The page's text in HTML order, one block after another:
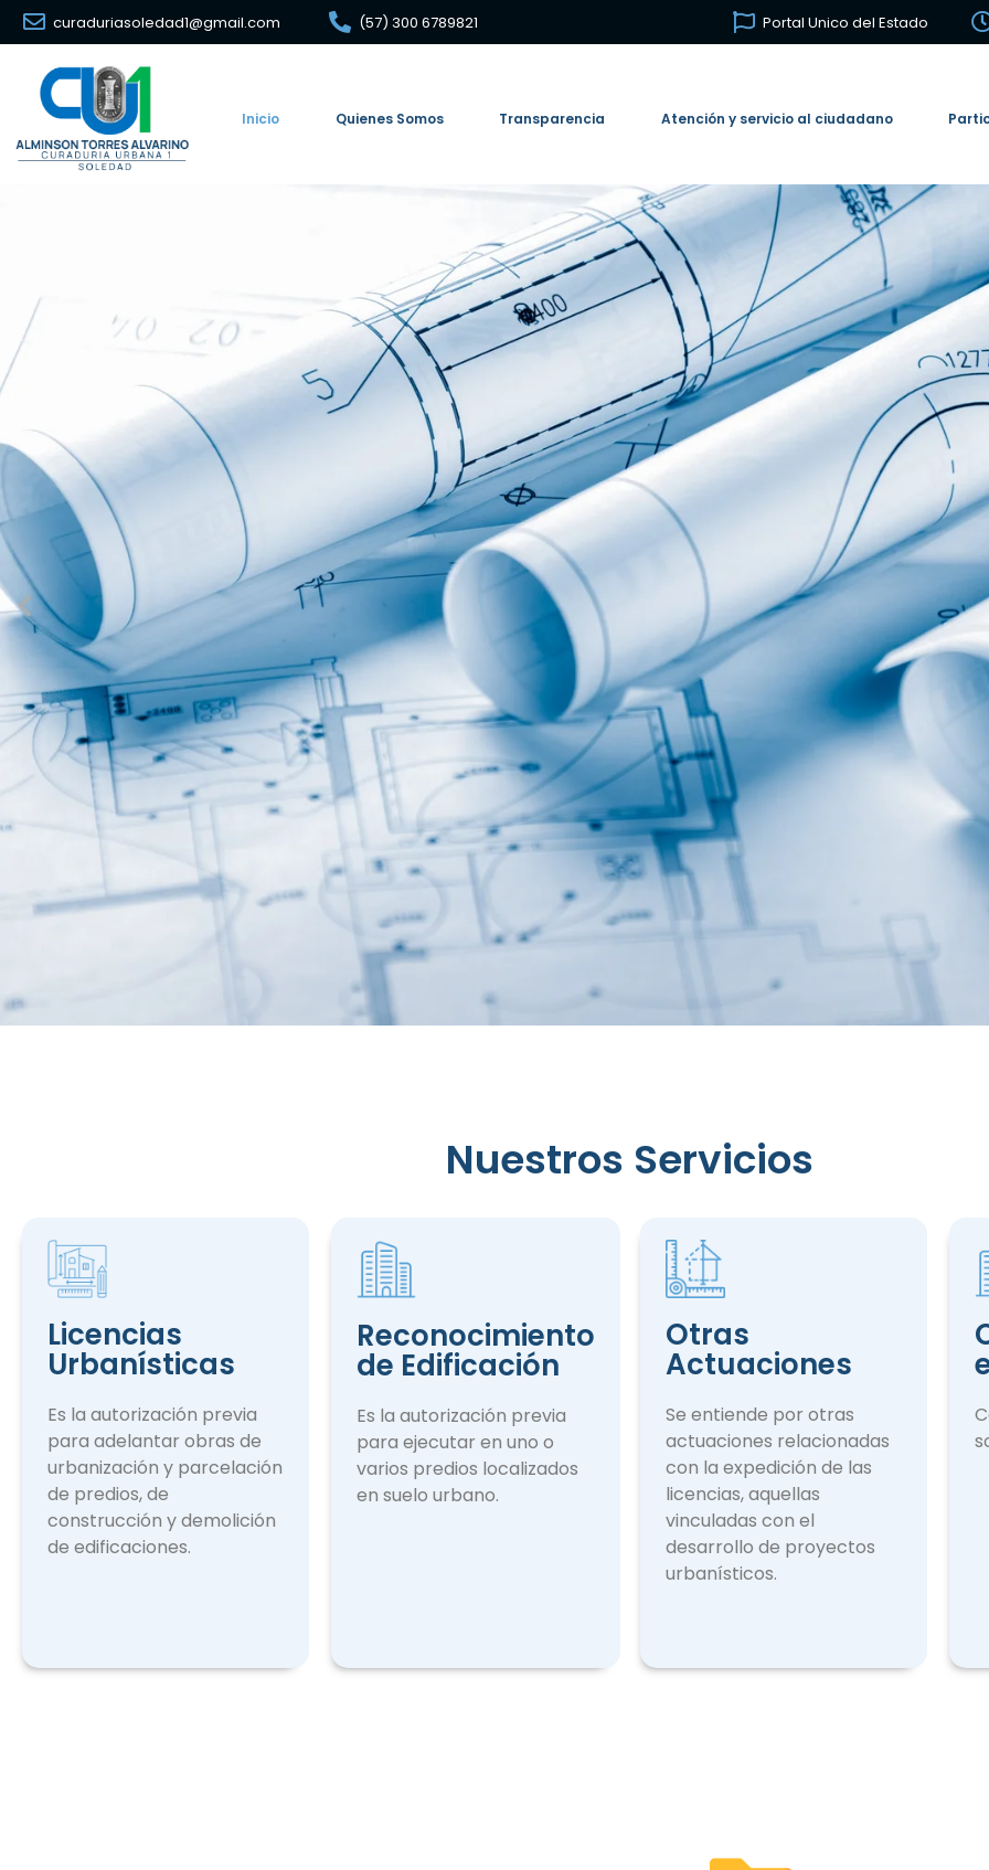
curaduriasoledad1@gmail.com (57) 300 6789821 Portal Unico del Estado
Inicio Quienes Somos Transparencia Atención y servicio al ciudadano
Reconocimiento
de Edificación
Nuestros Servicios
Licencias
Urbanísticas
Es la autorización previa
para adelantar obras de
urbanización y parcelación
de predios, de
construcción y demolición
de edificaciones.
Reconocimiento
de Edificación
Es la autorización previa
para ejecutar en uno o
varios predios localizados
en suelo urbano.
Otras
Actuaciones
Se entiende por otras
actuaciones rela­cionadas
con la expedición de las
licencias, aquellas
vinculadas con el
desarrollo de proyectos
urbanísticos.